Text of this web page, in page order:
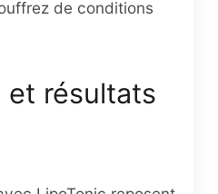
de conditions
et résultats